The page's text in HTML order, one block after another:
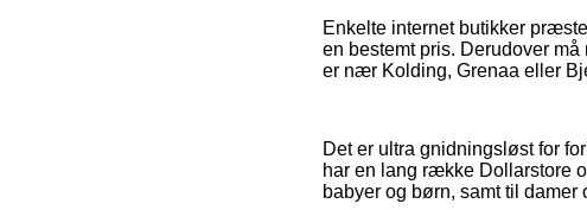
Enkelte internet butikker
en bestemt pris. Derudover
er nær Kolding, Grenaa eller
Det er ultra gnidningsløst for
har en lang række Dollarstore
babyer og børn, samt til